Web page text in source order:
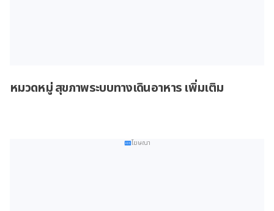
หมวดหมู่ สุขภาพระบบทางเดินอาหาร เพิ่มเติม
โฆษณา